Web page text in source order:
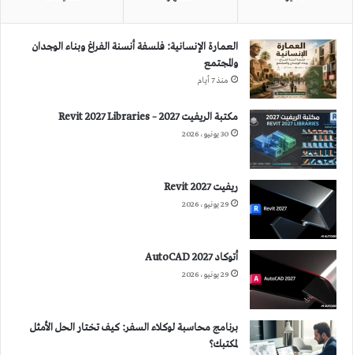
العمارة الإنسانية: فلسفة أنسنة الفراغ وبناء الوجدان
والمجتمع
منذ 7 أيام
مكتبة الريفيت 2027 – Revit 2027 Libraries
30 يونيو، 2026
ريفيت 2027 Revit
29 يونيو، 2026
أتوكاد 2027 AutoCAD
29 يونيو، 2026
برنامج محاسبة لوكلاء السفر: كيف تختار الحل الأمثل
لمكتبك؟